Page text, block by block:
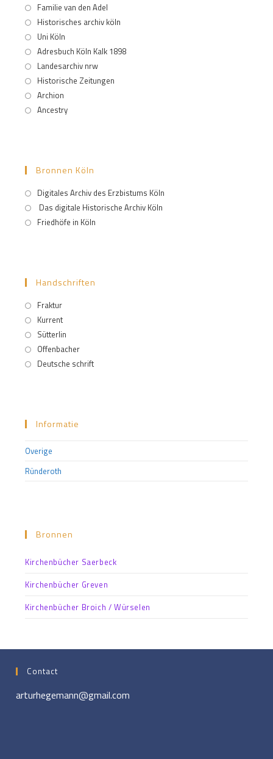
Familie van den Adel
Historisches archiv köln
Uni Köln
Adresbuch Köln Kalk 1898
Landesarchiv nrw
Historische Zeitungen
Archion
Ancestry
Bronnen Köln
Digitales Archiv des Erzbistums Köln
Das digitale Historische Archiv Köln
Friedhöfe in Köln
Handschriften
Fraktur
Kurrent
Sütterlin
Offenbacher
Deutsche schrift
Informatie
Overige
Ründeroth
Bronnen
Kirchenbücher Saerbeck
Kirchenbücher Greven
Kirchenbücher Broich / Würselen
Contact
arturhegemann@gmail.com